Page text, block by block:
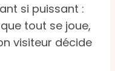
si puissant :
que tout se joue,
visiteur décide